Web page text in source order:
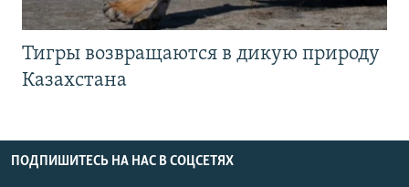
Тигры возвращаются в дикую природу
Казахстана
ПОДПИШИТЕСЬ НА НАС В СОЦСЕТЯХ